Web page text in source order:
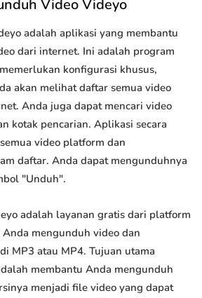
Video Videyo
adalah aplikasi yang membantu
dari internet. Ini adalah program
konfigurasi khusus,
akan melihat daftar semua video
Anda juga dapat mencari video
kotak pencarian. Aplikasi secara
video platform dan
daftar. Anda dapat mengunduhnya
"Unduh".
adalah layanan gratis dari platform
mengunduh video dan
MP3 atau MP4. Tujuan utama
membantu Anda mengunduh
menjadi file video yang dapat